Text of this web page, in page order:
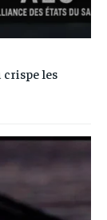
crispe les